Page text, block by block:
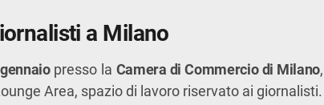
a Milano
presso la Camera di Commercio di Milano,
Area, spazio di lavoro riservato ai giornalisti.